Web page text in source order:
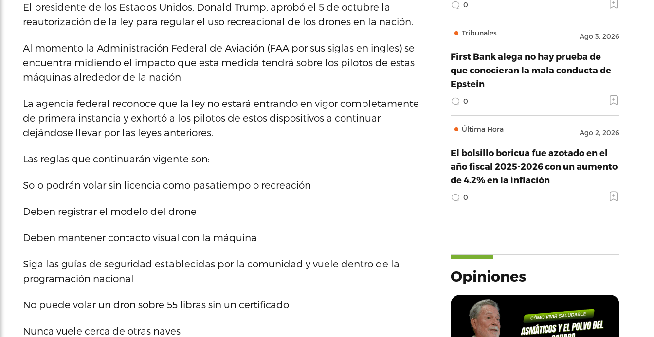
El presidente de los Estados Unidos, Donald Trump, aprobó el 5 de octubre la
reautorización de la ley para regular el uso recreacional de los drones en la nación.
Al momento la Administración Federal de Aviación (FAA por sus siglas en ingles) se
encuentra midiendo el impacto que esta medida tendrá sobre los pilotos de estas
máquinas alrededor de la nación.
La agencia federal reconoce que la ley no estará entrando en vigor completamente
de primera instancia y exhortó a los pilotos de estos dispositivos a continuar
dejándose llevar por las leyes anteriores.
Las reglas que continuarán vigente son:
Solo podrán volar sin licencia como pasatiempo o recreación
Deben registrar el modelo del drone
Deben mantener contacto visual con la máquina
Siga las guías de seguridad establecidas por la comunidad y vuele dentro de la
programación nacional
No puede volar un dron sobre 55 libras sin un certificado
Nunca vuele cerca de otras naves
0
Tribunales Ago 3, 2026
First Bank alega no hay prueba de
que conocieran la mala conducta de
Epstein
0
Última Hora Ago 2, 2026
El bolsillo boricua fue azotado en el
año fiscal 2025-2026 con un aumento
de 4.2% en la inflación
0
Opiniones